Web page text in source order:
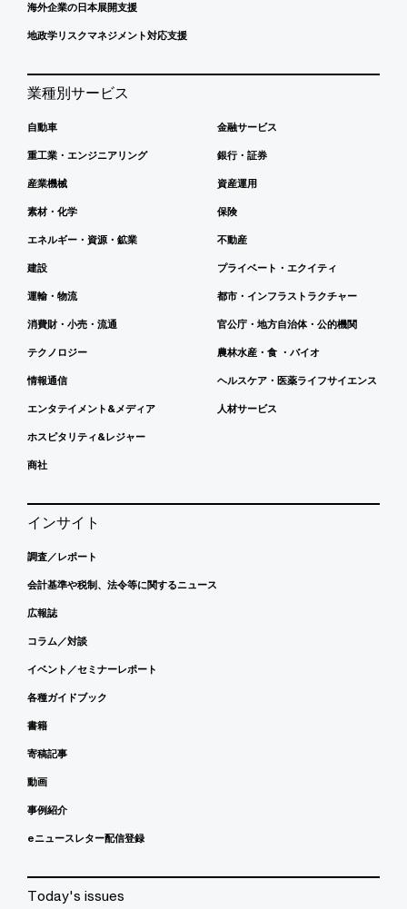
海外企業の日本展開支援
地政学リスクマネジメント対応支援
業種別サービス
自動車
重工業・エンジニアリング
産業機械
素材・化学
エネルギー・資源・鉱業
建設
運輸・物流
消費財・小売・流通
テクノロジー
情報通信
エンタテイメント&メディア
ホスピタリティ&レジャー
商社
金融サービス
銀行・証券
資産運用
保険
不動産
プライベート・エクイティ
都市・インフラストラクチャー
官公庁・地方自治体・公的機関
農林水産・食 ・バイオ
ヘルスケア・医薬ライフサイエンス
人材サービス
インサイト
調査／レポート
会計基準や税制、法令等に関するニュース
広報誌
コラム／対談
イベント／セミナーレポート
各種ガイドブック
書籍
寄稿記事
動画
事例紹介
eニュースレター配信登録
Today's issues